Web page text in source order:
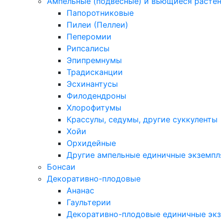
Папоротниковые
Пилеи (Пеллеи)
Пеперомии
Рипсалисы
Эпипремнумы
Традисканции
Эсхинантусы
Филодендроны
Хлорофитумы
Крассулы, седумы, другие суккуленты
Хойи
Орхидейные
Другие ампельные единичные
Бонсаи
Декоративно-плодовые
Ананас
Гаультерии
Декоративно-плодовые единичные